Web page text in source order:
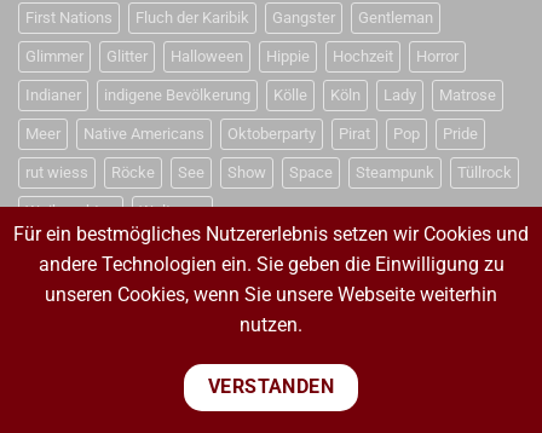
First Nations Fluch der Karibik Gangster Gentleman
Glimmer Glitter Halloween Hippie Hochzeit Horror
Indianer indigene Bevölkerung Kölle Köln Lady Matrose
Meer Native Americans Oktoberparty Pirat Pop Pride
rut wiess Röcke See Show Space Steampunk Tüllrock
Weihnachten Weltraum
VERTRAG WIDERRUFEN
VERTRAG WIDERRUFEN
Für ein bestmögliches Nutzererlebnis setzen wir Cookies und
andere Technologien ein. Sie geben die Einwilligung zu
unseren Cookies, wenn Sie unsere Webseite weiterhin
nutzen.
VERSTANDEN